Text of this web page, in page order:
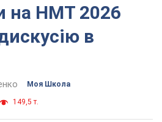
на НМТ 2026
в
Моя Школа
149,5 т.